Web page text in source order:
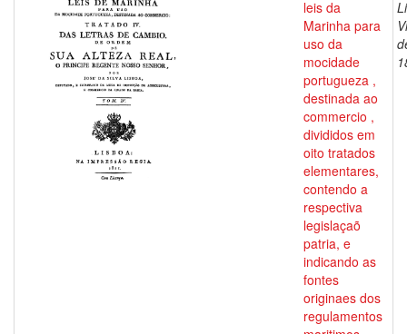
leis da
Marinha para
uso da
mocidade
portugueza ,
destinada ao
commercio ,
divididos em
oito tratados
elementares,
contendo a
respectiva
legislaçaõ
patria, e
indicando as
fontes
originaes dos
regulamentos